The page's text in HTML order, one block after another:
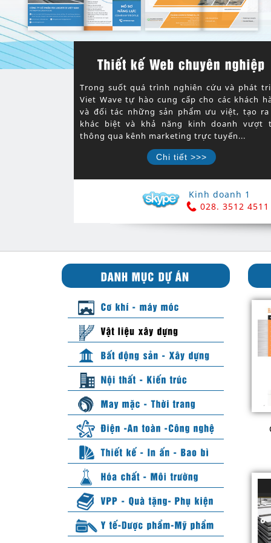
Trong suốt quá trình nghiên cứu và phát
Viet Wave tự hào cung cấp cho các khách
và đối tác những sản phẩm ưu việt, tạo
khác biệt và khả năng kinh doanh vượt
thông qua kênh marketing trực tuyến...
Chi tiết >>>
Kinh doanh 1
028. 3512 4511